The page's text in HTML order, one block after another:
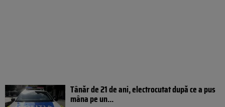
Tânăr de 21 de ani, electrocutat după ce a pus
mâna pe un...